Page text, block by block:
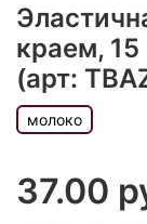
краем,
(арт:
молоко
37.00